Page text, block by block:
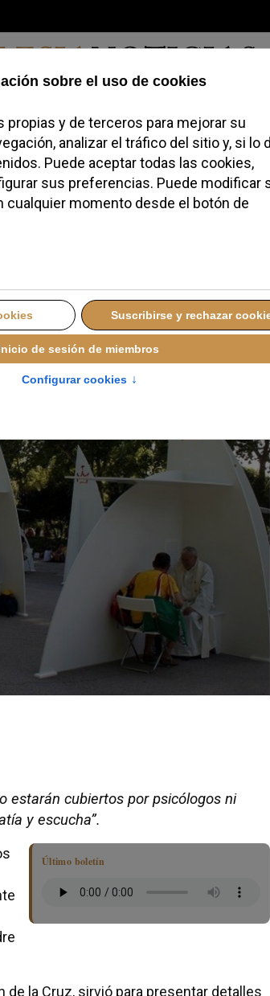
Domingo, 09 de agosto de 2026
Temas Buscar #JovenesConFe Podcast
pero sin
serán los 14
MIÉRCOLES, 03 JUNIO 2026 13:46
estarán cubiertos por psicólogos ni
y escucha”.
Último boletín
de la Cruz, sirvió para presentar detalles